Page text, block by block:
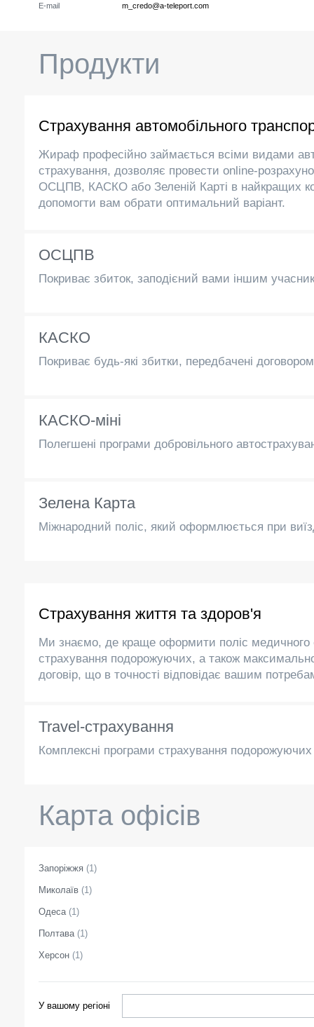
E-mail m_credo@a-teleport.com
Продукти
Страхування автомобільного
Жираф професійно займається всіми видами
страхування, дозволяє провести online-
ОСЦПВ, КАСКО або Зеленій Карті в найкращих
допомогти вам обрати оптимальний варіант.
ОСЦПВ
Покриває збиток, заподієний вами іншим
КАСКО
Покриває будь-які збитки, передбачені
КАСКО-міні
Полегшені програми добровільного
Зелена Карта
Міжнародний поліс, який оформлюється при
Страхування життя та здоров'я
Ми знаємо, де краще оформити поліс медичного
страхування подорожуючих, а також
договір, що в точності відповідає вашим
Travel-страхування
Комплексні програми страхування
Карта офісів
Запоріжжя (1)
Миколаїв (1)
Одеса(1)
Полтава(1)
Херсон (1)
У вашому регіоні